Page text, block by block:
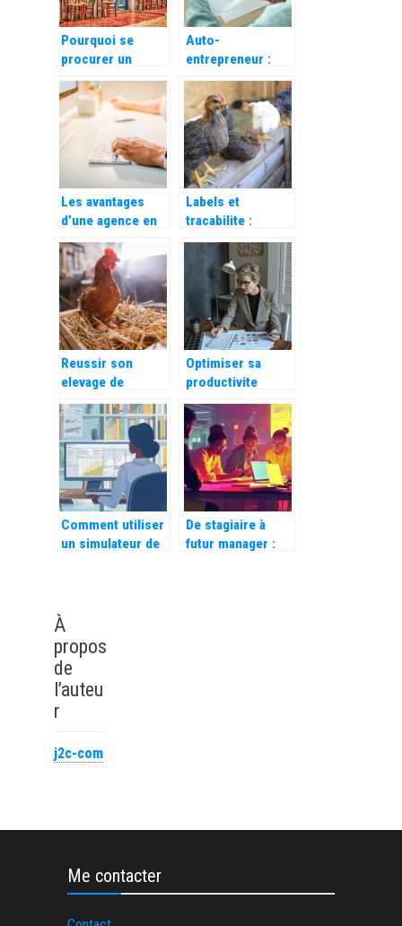
Pourquoi se
procurer un
logiciel de
reservation pour
votre restaurant ?
Auto-
entrepreneur :
Les avantages
d’utiliser une
application de
facturation
Les avantages
d’une agence en
communication
digitale pour
votre entreprise
Labels et
tracabilite :
comment bien
choisir sa volaille
Reussir son
elevage de
poulets de chair :
les bases
Optimiser sa
productivite
grace a un
module de
gestion des
entretiens
Comment utiliser
un simulateur de
d’embauche
De stagiaire à
futur manager :
À
propos
de
l’auteu
r
j2c-com
Me contacter